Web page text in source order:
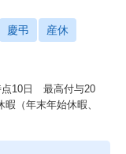
慶弔 産休
点10日 最高付与20
（年末年始休暇、